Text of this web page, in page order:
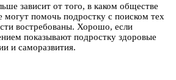
зависит от того, в каком обществе
помочь подростку с поиском тех
востребованы. Хорошо, если
показывают подростку здоровые
и саморазвития.